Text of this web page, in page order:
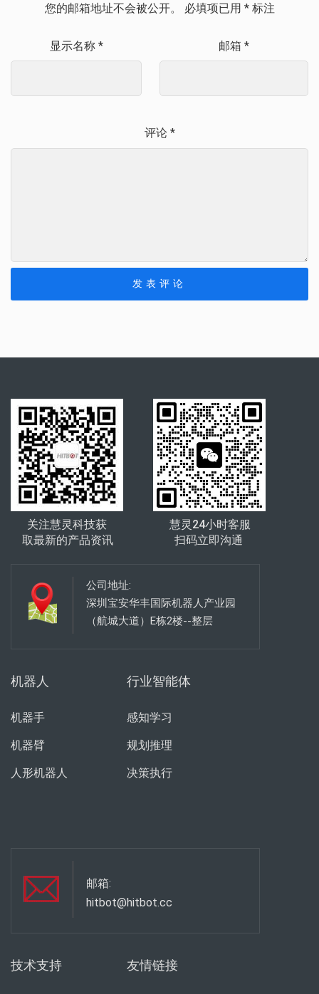
您的邮箱地址不会被公开。 必填项已用 *标注
显示名称 * 邮箱 *
评论 *
关注慧灵科技获
取最新的产品资讯
慧灵24小时客服
扫码立即沟通
公司地址:
深圳宝安华丰国际机器人产业园
（航城大道）E栋2楼--整层
机器人
机器手
机器臂
人形机器人
行业智能体
感知学习
规划推理
决策执行
邮箱:
hitbot@hitbot.cc
技术支持 友情链接